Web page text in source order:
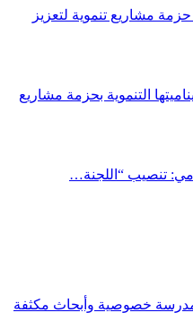
مشاريع تنموية لتعزيز
التنموية بحزمة مشاريع
تنصيب “اللجنة…
مدرسة خصوصية وأبحاث مكثفة